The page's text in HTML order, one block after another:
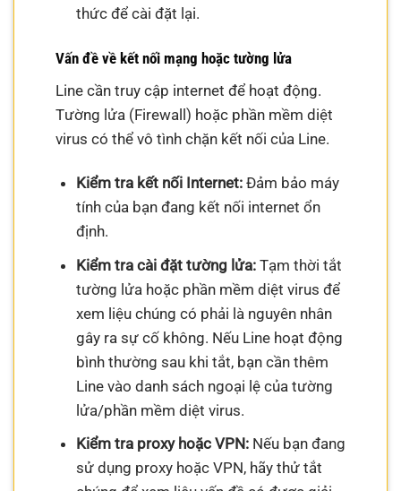
thức để cài đặt lại.
Vấn đề về kết nối mạng hoặc tường lửa
Line cần truy cập internet để hoạt động.
Tường lửa (Firewall) hoặc phần mềm diệt
virus có thể vô tình chặn kết nối của Line.
Kiểm tra kết nối Internet:Đảm bảo máy
tính của bạn đang kết nối internet ổn
định.
Kiểm tra cài đặt tường lửa:Tạm thời tắt
tường lửa hoặc phần mềm diệt virus để
xem liệu chúng có phải là nguyên nhân
gây ra sự cố không. Nếu Line hoạt động
bình thường sau khi tắt, bạn cần thêm
Line vào danh sách ngoại lệ của tường
lửa/phần mềm diệt virus.
Kiểm tra proxy hoặc VPN:Nếu bạn đang
sử dụng proxy hoặc VPN, hãy thử tắt